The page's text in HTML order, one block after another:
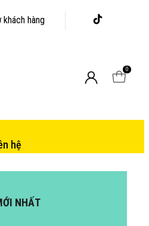
khách hàng
0
hệ
NHẤT